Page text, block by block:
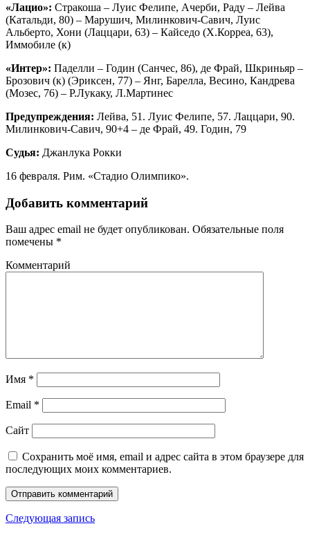
«Лацио»: Стракоша – Луис Фелипе, Ачерби, Раду – Лейва
(Катальди, 80) – Марушич, Милинкович-Савич, Луис
Альберто, Хони (Лаццари, 63) – Кайседо (Х.Корреа, 63),
Иммобиле (к)
«Интер»: Паделли – Годин (Санчес, 86), де Фрай, Шкриньяр –
Брозович (к) (Эриксен, 77) – Янг, Барелла, Весино, Кандрева
(Мозес, 76) – Р.Лукаку, Л.Мартинес
Предупреждения: Лейва, 51. Луис Фелипе, 57. Лаццари, 90.
Милинкович-Савич, 90+4 – де Фрай, 49. Годин, 79
Судья: Джанлука Рокки
16 февраля. Рим. «Стадио Олимпико».
Добавить комментарий
Ваш адрес email не будет опубликован. Обязательные поля
помечены *
Комментарий
Имя *
Email *
Сайт
Сохранить моё имя, email и адрес сайта в этом браузере для
последующих моих комментариев.
Следующая запись